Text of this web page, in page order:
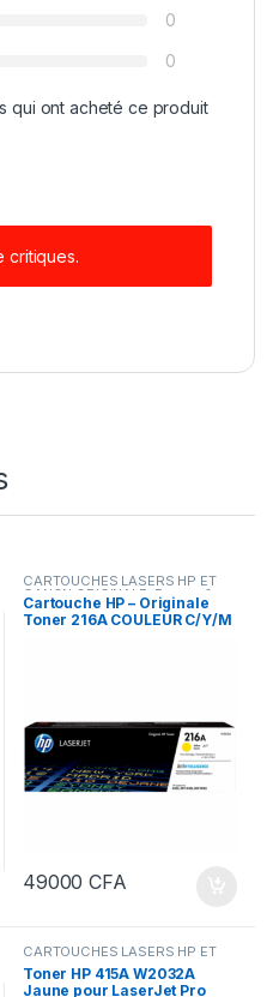
0
0
qui ont acheté ce produit
critiques.
CARTOUCHES LASERS HP ET
CANON ORIGINALE, Encres &
Toners,IMPRIMANTES
Cartouche HP – Originale
Toner 216A COULEUR C/Y/M
49000CFA
CARTOUCHES LASERS HP ET
CANON ORIGINALE,Encres &
Toners ,IMPRIMANTES
Toner HP 415A W2032A
Jaune pour LaserJet Pro